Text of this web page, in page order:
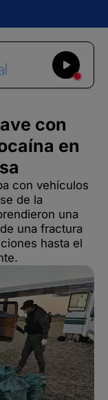
con
en
con vehículos
de la
una
una fractura
hasta el